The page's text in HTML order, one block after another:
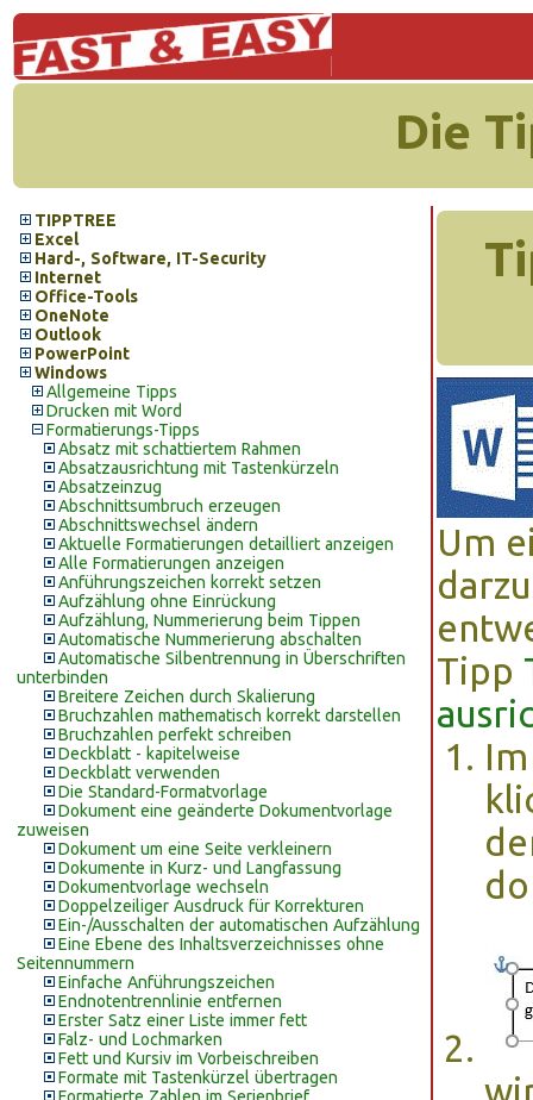
Die
TIPPTREE
Excel
Hard-, Software, IT-Security
Internet
Office-Tools
OneNote
Outlook
PowerPoint
Windows
Allgemeine Tipps
Drucken mit Word
Formatierungs-Tipps
Absatz mit schattiertem Rahmen
Absatzausrichtung mit Tastenkürzeln
Absatzeinzug
Abschnittsumbruch erzeugen
Abschnittswechsel ändern
Aktuelle Formatierungen detailliert anzeigen
Alle Formatierungen anzeigen
Anführungszeichen korrekt setzen
Aufzählung ohne Einrückung
Aufzählung, Nummerierung beim Tippen
Automatische Nummerierung abschalten
Automatische Silbentrennung in Überschriften
unterbinden
Breitere Zeichen durch Skalierung
Bruchzahlen mathematisch korrekt darstellen
Bruchzahlen perfekt schreiben
Deckblatt - kapitelweise
Deckblatt verwenden
Die Standard-Formatvorlage
Dokument eine geänderte Dokumentvorlage
zuweisen
Dokument um eine Seite verkleinern
Dokumente in Kurz- und Langfassung
Dokumentvorlage wechseln
Doppelzeiliger Ausdruck für Korrekturen
Ein-/Ausschalten der automatischen Aufzählung
Eine Ebene des Inhaltsverzeichnisses ohne
Seitennummern
Einfache Anführungszeichen
Endnotentrennlinie entfernen
Erster Satz einer Liste immer fett
Falz- und Lochmarken
Fett und Kursiv im Vorbeischreiben
Formate mit Tastenkürzel übertragen
Um
Tipp